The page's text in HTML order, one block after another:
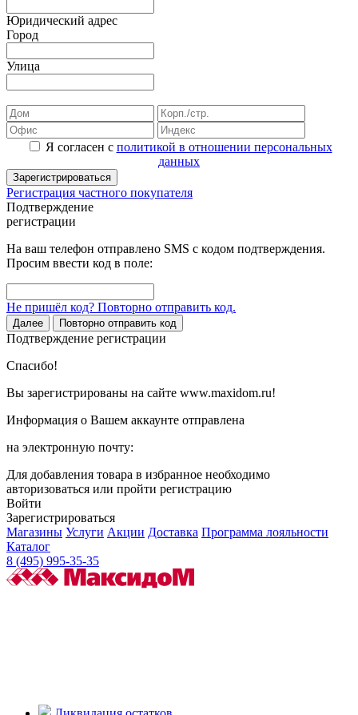
Юридический адрес
Город
Улица
Я согласен с политикой в отношении персональных
данных
Зарегистрироваться
Регистрация частного покупателя
Подтверждение
регистрации
На ваш телефон отправлено SMS с кодом подтверждения.
Просим ввести код в поле:
Не пришёл код? Повторно отправить код.
Далее Повторно отправить код
Подтверждение регистрации
Спасибо!
Вы зарегистрированы на сайте www.maxidom.ru!
Информация о Вашем аккаунте отправлена
на электронную почту:
Для добавления товара в избранное необходимо
авторизоваться или пройти регистрацию
Войти
Зарегистрироваться
Магазины Услуги Акции Доставка Программа лояльности
Каталог
8 (495) 995-35-35